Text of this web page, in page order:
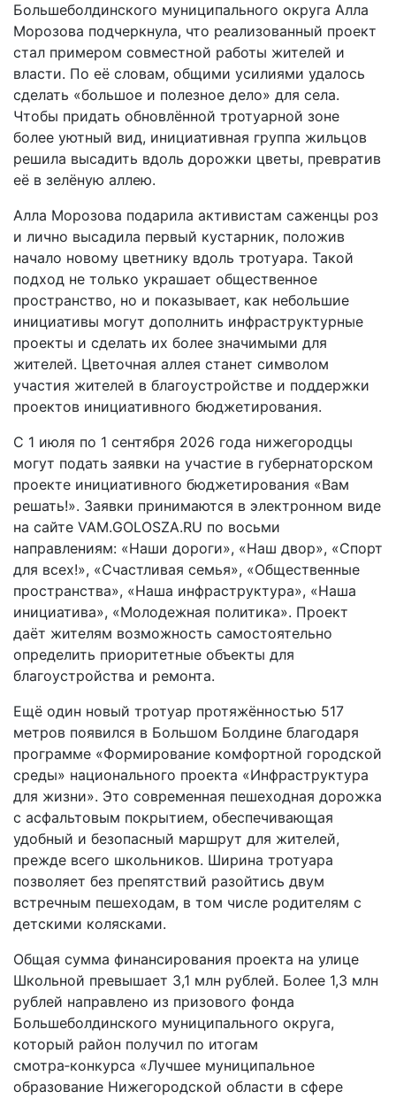
Большеболдинского муниципального округа Алла
Морозова подчеркнула, что реализованный проект
стал примером совместной работы жителей и
власти. По её словам, общими усилиями удалось
сделать «большое и полезное дело» для села.
Чтобы придать обновлённой тротуарной зоне
более уютный вид, инициативная группа жильцов
решила высадить вдоль дорожки цветы, превратив
её в зелёную аллею.
Алла Морозова подарила активистам саженцы роз
и лично высадила первый кустарник, положив
начало новому цветнику вдоль тротуара. Такой
подход не только украшает общественное
пространство, но и показывает, как небольшие
инициативы могут дополнить инфраструктурные
проекты и сделать их более значимыми для
жителей. Цветочная аллея станет символом
участия жителей в благоустройстве и поддержки
проектов инициативного бюджетирования.
С 1 июля по 1 сентября 2026 года нижегородцы
могут подать заявки на участие в губернаторском
проекте инициативного бюджетирования «Вам
решать!». Заявки принимаются в электронном виде
на сайте VAM.GOLOSZA.RU по восьми
направлениям: «Наши дороги», «Наш двор», «Спорт
для всех!», «Счастливая семья», «Общественные
пространства», «Наша инфраструктура», «Наша
инициатива», «Молодежная политика». Проект
даёт жителям возможность самостоятельно
определить приоритетные объекты для
благоустройства и ремонта.
Ещё один новый тротуар протяжённостью 517
метров появился в Большом Болдине благодаря
программе «Формирование комфортной городской
среды» национального проекта «Инфраструктура
для жизни». Это современная пешеходная дорожка
с асфальтовым покрытием, обеспечивающая
удобный и безопасный маршрут для жителей,
прежде всего школьников. Ширина тротуара
позволяет без препятствий разойтись двум
встречным пешеходам, в том числе родителям с
детскими колясками.
Общая сумма финансирования проекта на улице
Школьной превышает 3,1 млн рублей. Более 1,3 млн
рублей направлено из призового фонда
Большеболдинского муниципального округа,
который район получил по итогам
смотра‑конкурса «Лучшее муниципальное
образование Нижегородской области в сфере